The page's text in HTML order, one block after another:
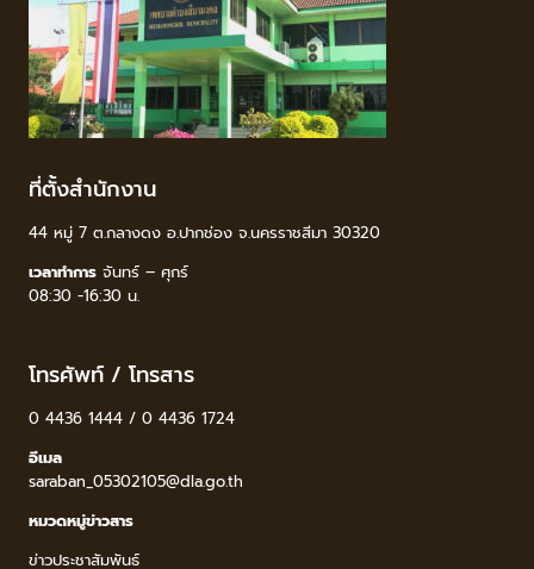
ที่ตั้งสำนักงาน
44 หมู่ 7 ต.กลางดง อ.ปากช่อง จ.นครราชสีมา 30320
เวลาทำการ จันทร์ – ศุกร์
08:30 -16:30 น.
โทรศัพท์ / โทรสาร
0 4436 1444 / 0 4436 1724
อีเมล
saraban_05302105@dla.go.th
หมวดหมู่ข่าวสาร
ข่าวประชาสัมพันธ์